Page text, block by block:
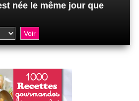
née le même jour que